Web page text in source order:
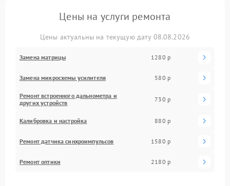
Цены на услуги ремонта
Цены актуальны на текущую дату 08.08.2026
Замена матрицы 1280 р
Замена микросхемы усилителя 580 р
Ремонт встроенного дальнометра и
других устройств
730 р
Калибровка и настройка 880 р
Ремонт датчика синхроимпульсов 1580 р
Ремонт оптики 2180 р